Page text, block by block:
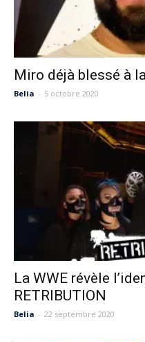
Miro déjà blessé à
Belia - 5 octobre 2020
La WWE révèle
RETRIBUTION
Belia - 22 septembre 2020